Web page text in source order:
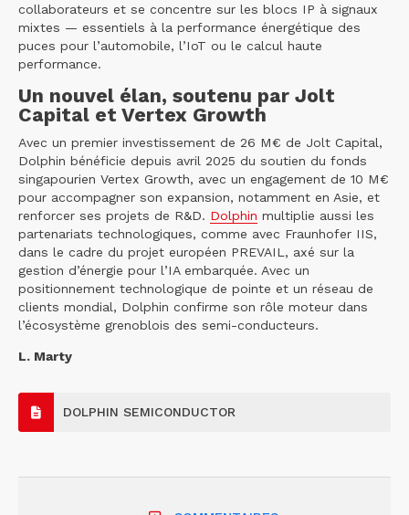
collaborateurs et se concentre sur les blocs IP à signaux
mixtes — essentiels à la performance énergétique des
puces pour l’automobile, l’IoT ou le calcul haute
performance.
Un nouvel élan, soutenu par Jolt
Capital et Vertex Growth
Avec un premier investissement de 26 M€ de Jolt Capital,
Dolphin bénéficie depuis avril 2025 du soutien du fonds
singapourien Vertex Growth, avec un engagement de 10 M€
pour accompagner son expansion, notamment en Asie, et
renforcer ses projets de R&D. Dolphin multiplie aussi les
partenariats technologiques, comme avec Fraunhofer IIS,
dans le cadre du projet européen PREVAIL, axé sur la
gestion d’énergie pour l’IA embarquée. Avec un
positionnement technologique de pointe et un réseau de
clients mondial, Dolphin confirme son rôle moteur dans
l’écosystème grenoblois des semi-conducteurs.
L. Marty
DOLPHIN SEMICONDUCTOR